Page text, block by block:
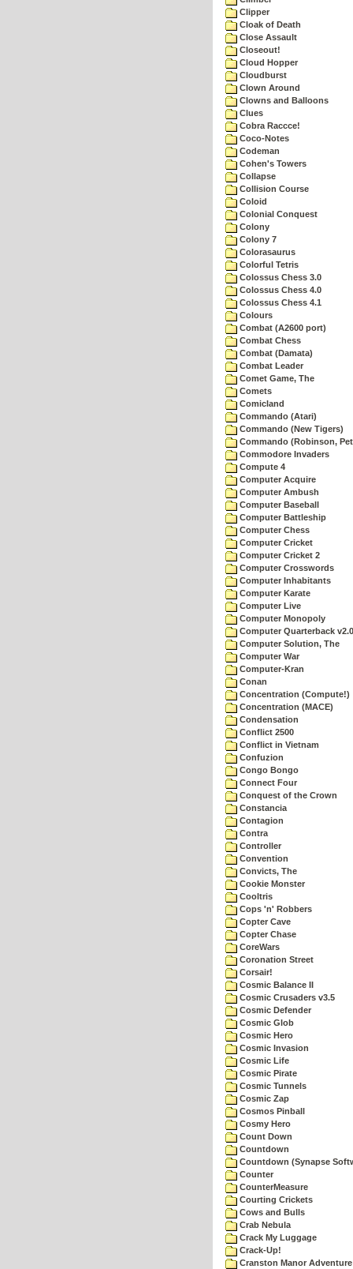
Clipper
Cloak of Death
Close Assault
Closeout!
Cloud Hopper
Cloudburst
Clown Around
Clowns and Balloons
Clues
Cobra Raccce!
Coco-Notes
Codeman
Cohen's Towers
Collapse
Collision Course
Coloid
Colonial Conquest
Colony
Colony 7
Colorasaurus
Colorful Tetris
Colossus Chess 3.0
Colossus Chess 4.0
Colossus Chess 4.1
Colours
Combat (A2600 port)
Combat Chess
Combat (Damata)
Combat Leader
Comet Game, The
Comets
Comicland
Commando (Atari)
Commando (New Tigers)
Commando (Robinson,
Commodore Invaders
Compute 4
Computer Acquire
Computer Ambush
Computer Baseball
Computer Battleship
Computer Chess
Computer Cricket
Computer Cricket 2
Computer Crosswords
Computer Inhabitants
Computer Karate
Computer Live
Computer Monopoly
Computer Quarterback v2.0
Computer Solution, The
Computer War
Computer-Kran
Conan
Concentration (Compute!)
Concentration (MACE)
Condensation
Conflict 2500
Conflict in Vietnam
Confuzion
Congo Bongo
Connect Four
Conquest of the Crown
Constancia
Contagion
Contra
Controller
Convention
Convicts, The
Cookie Monster
Cooltris
Cops 'n' Robbers
Copter Cave
Copter Chase
CoreWars
Coronation Street
Corsair!
Cosmic Balance II
Cosmic Crusaders v3.5
Cosmic Defender
Cosmic Glob
Cosmic Hero
Cosmic Invasion
Cosmic Life
Cosmic Pirate
Cosmic Tunnels
Cosmic Zap
Cosmos Pinball
Cosmy Hero
Count Down
Countdown
Countdown (Synapse
Counter
CounterMeasure
Courting Crickets
Cows and Bulls
Crab Nebula
Crack My Luggage
Crack-Up!
Cranston Manor Adventure